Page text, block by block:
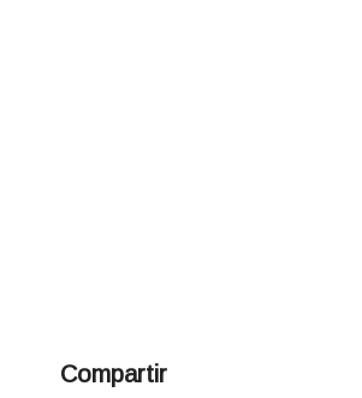
Compartir